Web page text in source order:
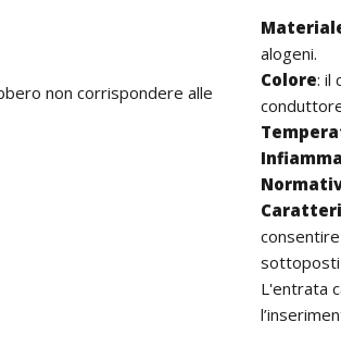
non corrispondere alle
alogeni.
Colore: il
sottoposti
L'entrata